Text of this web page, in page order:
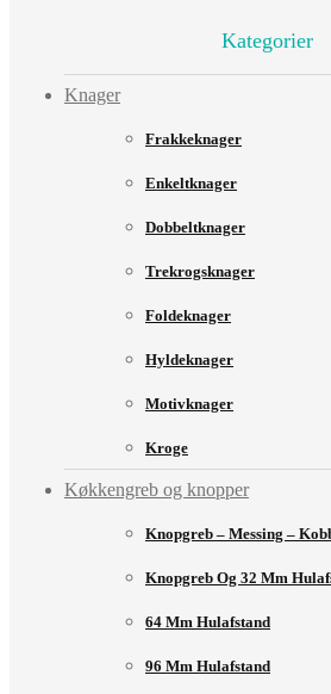
Kategorier
Knager
Frakkeknager
Enkeltknager
Dobbeltknager
Trekrogsknager
Foldeknager
Hyldeknager
Motivknager
Kroge
Køkkengreb og knopper
Knopgreb – Messing –
Knopgreb Og 32 Mm
64 Mm Hulafstand
96 Mm Hulafstand